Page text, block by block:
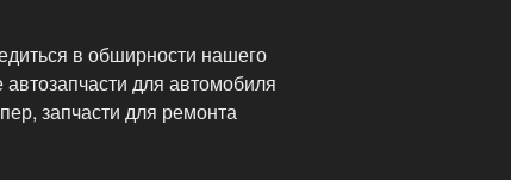
в обширности нашего
для автомобиля
запчасти для ремонта